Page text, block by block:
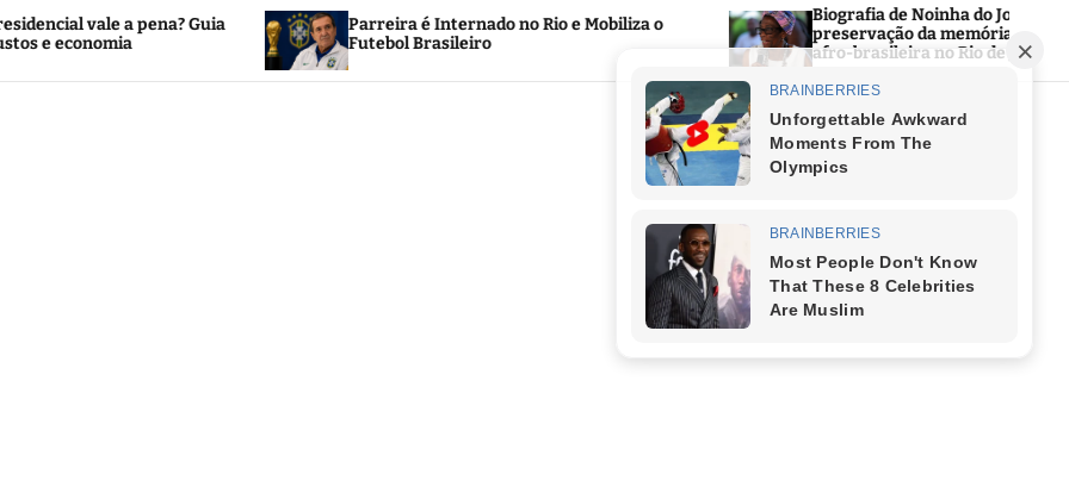
Guia
Parreira é Internado no Rio e Mobiliza o
Futebol Brasileiro
Biografia de Noinha do Jongo reforça a
preservação da memória negra e da cultura
afro-brasileira no Rio de Janeiro